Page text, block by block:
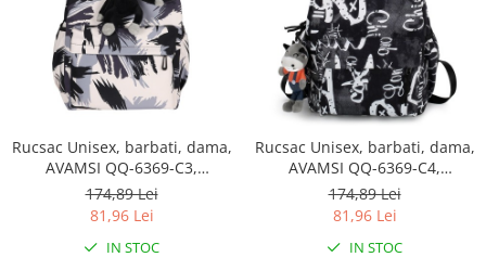
Rucsac Unisex, barbati, dama,
AVAMSI QQ-6369-C3,
31X45X13 cm
174,89 Lei
81,96 Lei
IN STOC
Rucsac Unisex, barbati, dama,
AVAMSI QQ-6369-C4,
31X45X13 cm
174,89 Lei
81,96 Lei
IN STOC